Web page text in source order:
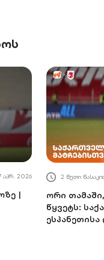
აპრ. 2026
|
2 წუთი
ორი
წყვეტს: